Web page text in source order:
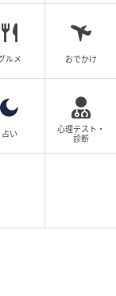
ルメ おでかけ
占い
心理テスト・
診断